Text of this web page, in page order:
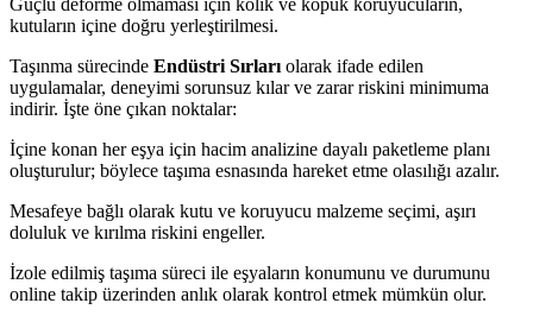
kutuların içine doğru yerleştirilmesi.
Taşınma sürecinde Endüstri Sırları olarak ifade edilen
uygulamalar, deneyimi sorunsuz kılar ve zarar riskini minimuma
indirir. İşte öne çıkan noktalar:
İçine konan her eşya için hacim analizine dayalı paketleme planı
oluşturulur; böylece taşıma esnasında hareket etme olasılığı azalır.
Mesafeye bağlı olarak kutu ve koruyucu malzeme seçimi, aşırı
doluluk ve kırılma riskini engeller.
İzole edilmiş taşıma süreci ile eşyaların konumunu ve durumunu
online takip üzerinden anlık olarak kontrol etmek mümkün olur.